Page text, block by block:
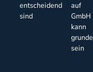
entscheidend
sind
auf
GmbH
kann
sein